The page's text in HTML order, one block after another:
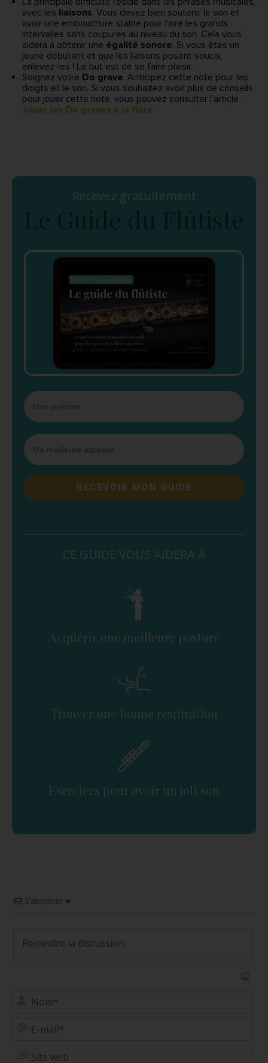
avec les liaisons. Vous devez bien soutenir le son et
avoir une embouchure stable pour faire les grands
intervalles sans coupures au niveau du son. Cela vous
aidera à obtenir une égalité sonore. Si vous êtes un
jeune débutant et que les liaisons posent soucis,
enlevez-les ! Le but est de se faire plaisir.
Soignez votre Do grave. Anticipez cette note pour les
doigts et le son. Si vous souhaitez avoir plus de conseils
pour jouer cette note, vous pouvez consulter l’article :
Jouer les Do graves à la flûte
Recevez gratuitement
RECEVOIR MON GUIDE
CE GUIDE VOUS AIDERA À
Acquérir une meilleure posture
Trouver une bonne respiration
Exercices pour avoir un joli son
S’abonner